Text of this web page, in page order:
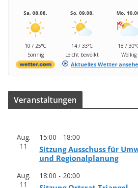
Sa, 08.08.
10 / 25°C
Sonnig
So, 09.08.
14 / 33°C
Leicht bewölkt
Mo,
18 /
Wolkig
Aktuelles Wetter
Ver­an­stal­tun­gen
Aug.
11
15:00 - 18:00
Sit­zung Aus­schuss für
und Regionalplanung
Aug.
11
18:00 - 20:00